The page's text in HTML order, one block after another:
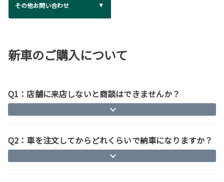
その他お問い合わせ
新車のご購入について
Q1：店舗に来店しないと商談はできませんか？
Q2：車を注文してからどれくらいで納車になりますか？